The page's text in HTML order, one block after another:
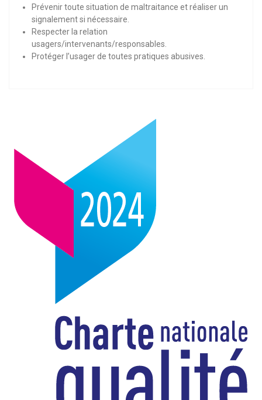
Prévenir toute situation de maltraitance et réaliser un
signalement si nécessaire.
Respecter la relation
usagers/intervenants/responsables.
Protéger l’usager de toutes pratiques abusives.